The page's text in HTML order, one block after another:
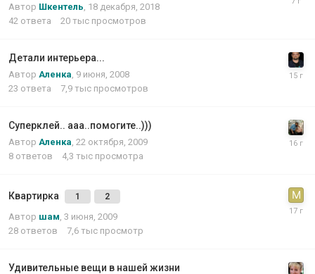
Автор Шкентель 18 декабря, 2018
42 ответа 20 тыс просмотров
Детали интерьера...
Автор Аленка 9 июня, 2008
23 ответа 7,9 тыс просмотров
Суперклей.. ааа..помогите..)))
Автор Аленка 22 октября, 2009
8 ответов 4,3 тыс просмотра
Квартирка 1 2
Автор шам 3 июня, 2009
28 ответов 7,6 тыс просмотр
Удивительные вещи в нашей жизни